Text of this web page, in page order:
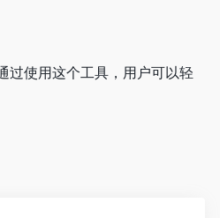
过使用这个工具，用户可以轻